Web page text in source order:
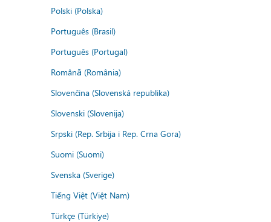
Polski (Polska)
Português (Brasil)
Português (Portugal)
Română (România)
Slovenčina (Slovenská republika)
Slovenski (Slovenija)
Srpski (Rep. Srbija i Rep. Crna Gora)
Suomi (Suomi)
Svenska (Sverige)
Tiếng Việt (Việt Nam)
Türkçe (Türkiye)